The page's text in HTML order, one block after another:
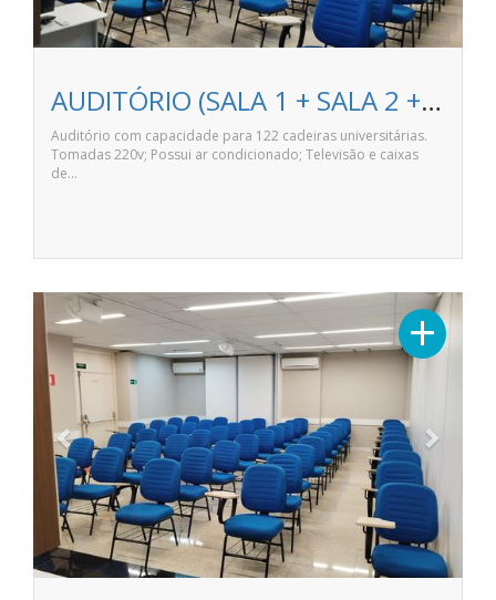
AUDITÓRIO (SALA 1 + SALA 2 + SALA 3 + SALA 4) - ANHANGUERA LONDRINA NORTE SHOPPING
Auditório com capacidade para 122 cadeiras universitárias.
Tomadas 220v; Possui ar condicionado; Televisão e caixas
de…
+
Previous Next